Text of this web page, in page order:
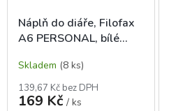
Náplň do diáře, Filofax
A6 PERSONAL, bílé
Skladem (8 ks)
139,67 Kč bez DPH
169 Kč / ks